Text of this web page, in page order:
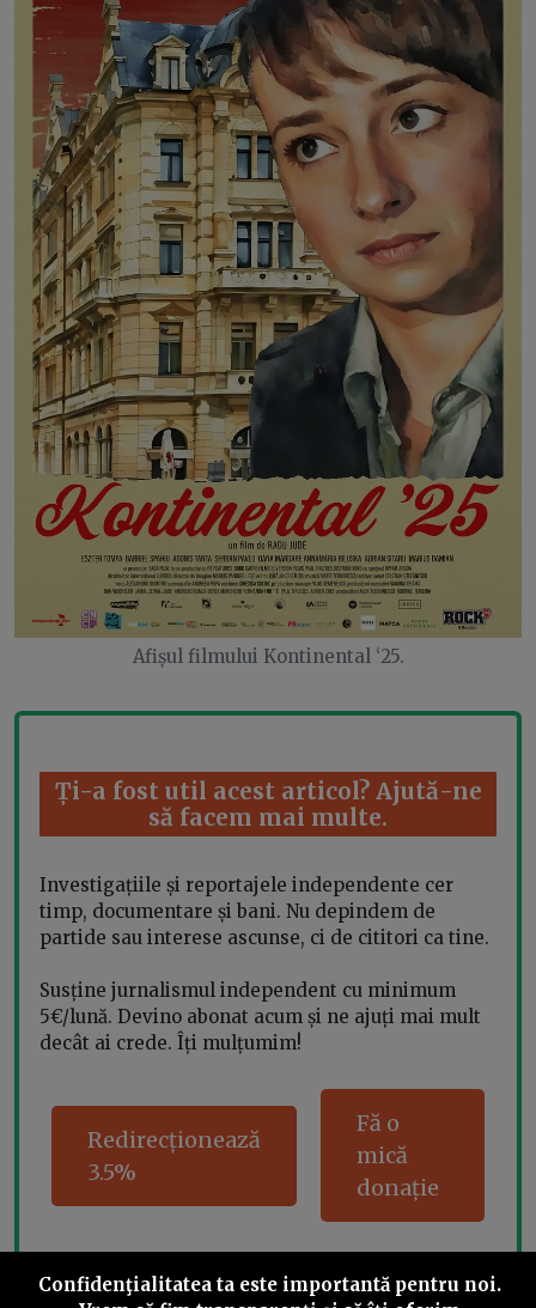
Afișul filmului Kontinental ‘25.
Ți-a fost util acest articol? Ajută-ne
să facem mai multe.
Investigațiile și reportajele independente cer
timp, documentare și bani. Nu depindem de
partide sau interese ascunse, ci de cititori ca tine.
Susține jurnalismul independent cu minimum
5€/lună. Devino abonat acum și ne ajuți mai mult
decât ai crede. Îți mulțumim!
Redirecționează
3.5%
Fă o
mică
donație
Share this
Confidenţialitatea ta este importantă pentru noi.